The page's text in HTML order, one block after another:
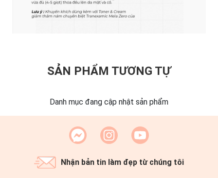
SẢN PHẨM TƯƠNG TỰ
Danh mục đang cập nhật sản phẩm
Nhận bản tin làm đẹp từ chúng tôi